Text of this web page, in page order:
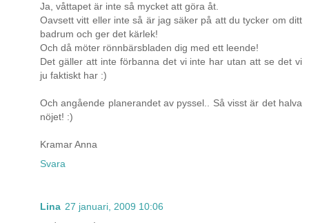
Ja, våttapet är inte så mycket att göra åt.
Oavsett vitt eller inte så är jag säker på att du tycker om ditt
badrum och ger det kärlek!
Och då möter rönnbärsbladen dig med ett leende!
Det gäller att inte förbanna det vi inte har utan att se det vi
ju faktiskt har :)
Och angående planerandet av pyssel.. Så visst är det halva
nöjet! :)
Kramar Anna
Svara
Lina 27 januari, 2009 10:06